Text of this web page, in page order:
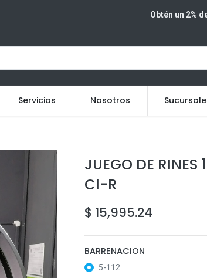
Obtén un 2%
Servicios Nosotros
JUEGO DE
CI-R
$ 15,995.24
BARRENACION
5-112